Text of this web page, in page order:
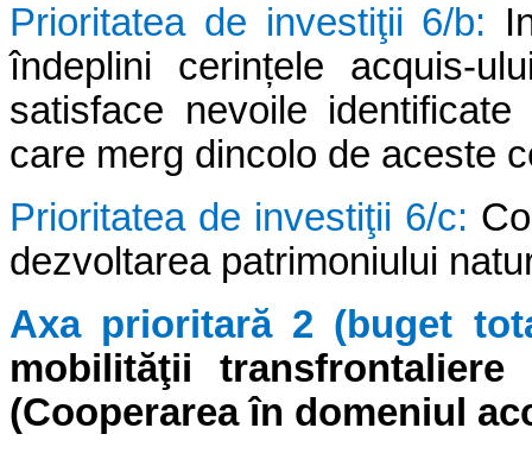
Prioritatea de investiţii 6/b:
îndeplini cerințele acquis-
satisface nevoile
care merg dincolo de aceste
Prioritatea de investiţii 6/c:
dezvoltarea patrimoniului
Axa prioritară 2 (buget
mobilităţii
(Cooperarea în domeniul